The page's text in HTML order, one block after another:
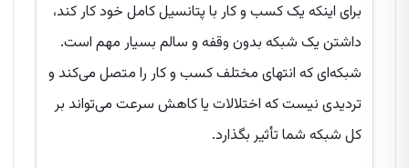
برای اینکه یک کسب و کار با پتانسیل کامل خود کار کند،
داشتن یک شبکه بدون وقفه و سالم بسیار مهم است.
شبکه‌ای که انتهای مختلف کسب و کار را متصل می‌کند و
تردیدی نیست که اختلالات یا کاهش سرعت می‌تواند بر
کل شبکه شما تأثیر بگذارد.